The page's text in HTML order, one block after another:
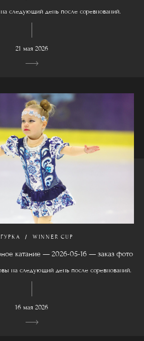
следующий день после соревнований.
21 мая 2026
WINNER CUP
катание — 2026-05-16 — заказ фото
на следующий день после соревнований.
16 мая 2026